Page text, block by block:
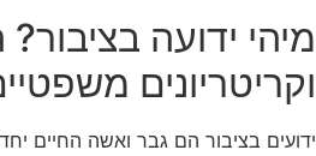
מיהי ידועה
וקריטריונים
ידועים בציבור הם גבר ואשה החיים